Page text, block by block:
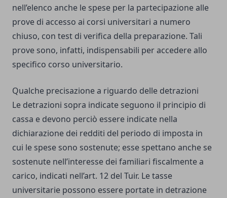
nell’elenco anche le spese per la partecipazione alle
prove di accesso ai corsi universitari a numero
chiuso, con test di verifica della preparazione. Tali
prove sono, infatti, indispensabili per accedere allo
specifico corso universitario.
Qualche precisazione a riguardo delle detrazioni
Le detrazioni sopra indicate seguono il principio di
cassa e devono perciò essere indicate nella
dichiarazione dei redditi del periodo di imposta in
cui le spese sono sostenute; esse spettano anche se
sostenute nell’interesse dei familiari fiscalmente a
carico, indicati nell’art. 12 del Tuir. Le tasse
universitarie possono essere portate in detrazione